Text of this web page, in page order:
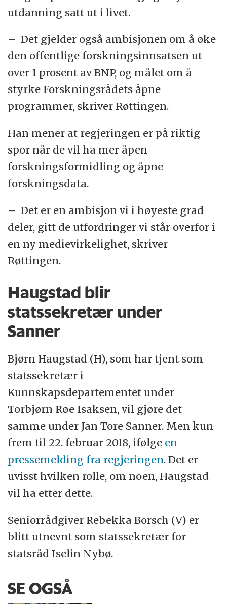
utdanning satt ut i livet.
– Det gjelder også ambisjonen om å øke
den offentlige forskningsinnsatsen ut
over 1 prosent av BNP, og målet om å
styrke Forskningsrådets åpne
programmer, skriver Røttingen.
Han mener at regjeringen er på riktig
spor når de vil ha mer åpen
forskningsformidling og åpne
forskningsdata.
– Det er en ambisjon vi i høyeste grad
deler, gitt de utfordringer vi står overfor i
en ny medievirkelighet, skriver
Røttingen.
Haugstad blir
statssekretær under
Sanner
Bjørn Haugstad (H), som har tjent som
statssekretær i
Kunnskapsdepartementet under
Torbjørn Røe Isaksen, vil gjøre det
samme under Jan Tore Sanner. Men kun
frem til 22. februar 2018, ifølge en
pressemelding fra regjeringen. Det er
uvisst hvilken rolle, om noen, Haugstad
vil ha etter dette.
Seniorrådgiver Rebekka Borsch (V) er
blitt utnevnt som statssekretær for
statsråd Iselin Nybø.
SE OGSÅ